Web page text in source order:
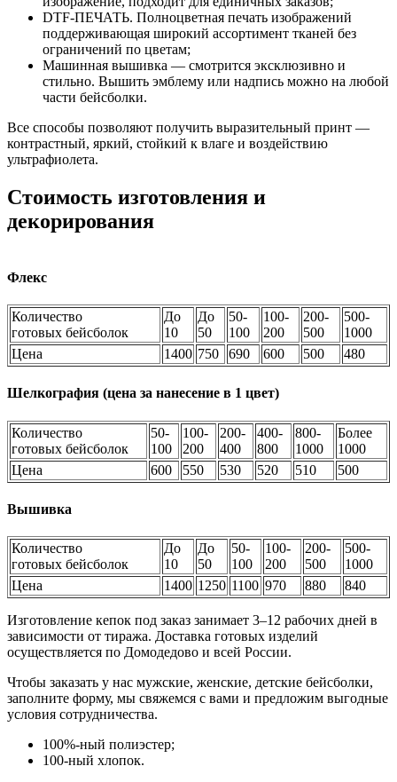
DTF-ПЕЧАТЬ. Полноцветная печать изображений
поддерживающая широкий ассортимент тканей без
ограничений по цветам;
Машинная вышивка — смотрится эксклюзивно и
стильно. Вышить эмблему или надпись можно на любой
части бейсболки.
Все способы позволяют получить выразительный принт —
контрастный, яркий, стойкий к влаге и воздействию
ультрафиолета.
Стоимость изготовления и
декорирования
Флекс
Количество
готовых бейсболок
До
10
До
50
50-
100
100-
200
200-
500
500-
1000
Цена
1400 750 690 600 500 480
Шелкография (цена за нанесение в 1 цвет)
Количество
готовых бейсболок
50-
100
100-
200
200-
400
400-
800
800-
1000
Более
1000
Цена
600 550 530 520 510 500
Вышивка
Количество
готовых бейсболок
До
10
До
50
50-
100
100-
200
200-
500
500-
1000
Цена
1400 1250 1100 970 880 840
Изготовление кепок под заказ занимает 3–12 рабочих дней в
зависимости от тиража. Доставка готовых изделий
осуществляется по Домодедово и всей России.
Чтобы заказать у нас мужские, женские, детские бейсболки,
заполните форму, мы свяжемся с вами и предложим выгодные
условия сотрудничества.
100%-ный полиэстер;
100-ный хлопок.